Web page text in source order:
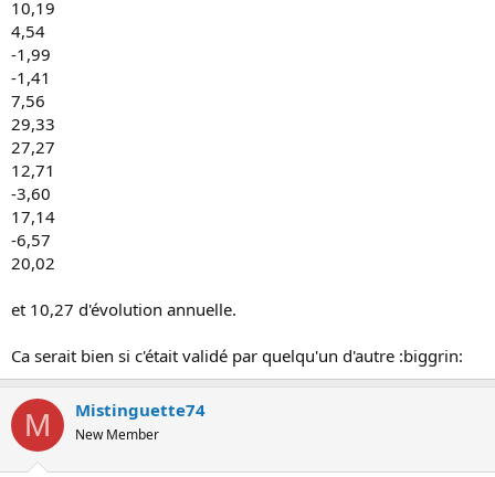
10,19
4,54
-1,99
-1,41
7,56
29,33
27,27
12,71
-3,60
17,14
-6,57
20,02
et 10,27 d'évolution annuelle.
Ca serait bien si c'était validé par quelqu'un d'autre :biggrin:
M Mistinguette74
New Member